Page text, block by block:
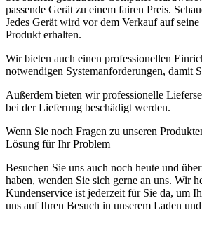
passende Gerät zu einem fairen Preis.
Jedes Gerät wird vor dem Verkauf auf
Produkt erhalten.
Wir bieten auch einen professionellen
notwendigen Systemanforderungen, damit
Außerdem bieten wir professionelle
bei der Lieferung beschädigt werden.
Wenn Sie noch Fragen zu unseren
Lösung für Ihr Problem
Besuchen Sie uns auch noch heute und
haben, wenden Sie sich gerne an uns. Wir
Kundenservice ist jederzeit für Sie da, um
uns auf Ihren Besuch in unserem Laden